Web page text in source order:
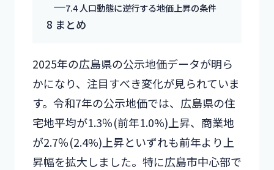
7.4人口動態に逆行する地価上昇の条件
8 まとめ
2025年の広島県の公示地価データが明ら
かになり、注目すべき変化が見られていま
す。令和7年の公示地価では、広島県の住
宅地平均が1.3％(前年1.0%)上昇、商業地
が2.7％(2.4%)上昇といずれも前年より上
昇幅を拡大しました。特に広島市中心部で